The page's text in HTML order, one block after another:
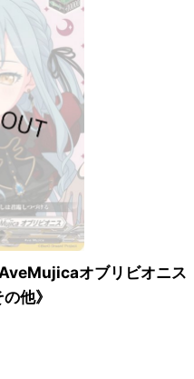
オブリビオニス
他》